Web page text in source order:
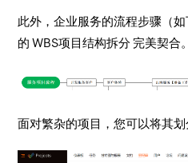
此外，企业服务的流程步骤（
的WBS项目结构拆分 完美契合。
面对繁杂的项目，您可以将其